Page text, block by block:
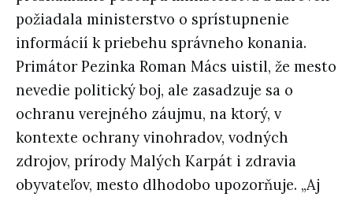
požiadala ministerstvo o sprístupnenie
informácií k priebehu správneho konania.
Primátor Pezinka Roman Mács uistil, že mesto
nevedie politický boj, ale zasadzuje sa o
ochranu verejného záujmu, na ktorý, v
kontexte ochrany vinohradov, vodných
zdrojov, prírody Malých Karpát i zdravia
obyvateľov, mesto dlhodobo upozorňuje. „Aj